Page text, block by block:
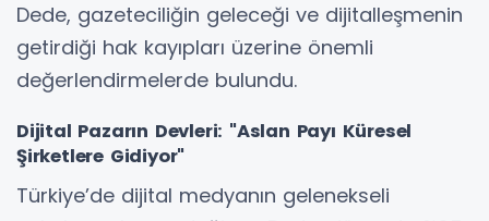
Dede, gazeteciliğin geleceği ve dijitalleşmenin
getirdiği hak kayıpları üzerine önemli
değerlendirmelerde bulundu.
​Dijital Pazarın Devleri: "Aslan Payı Küresel
Şirketlere Gidiyor"
​Türkiye’de dijital medyanın gelenekseli